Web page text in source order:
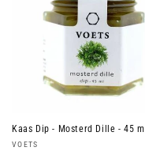
Kaas Dip - Mosterd Dille - 45 ml
Verkoper:
VOETS